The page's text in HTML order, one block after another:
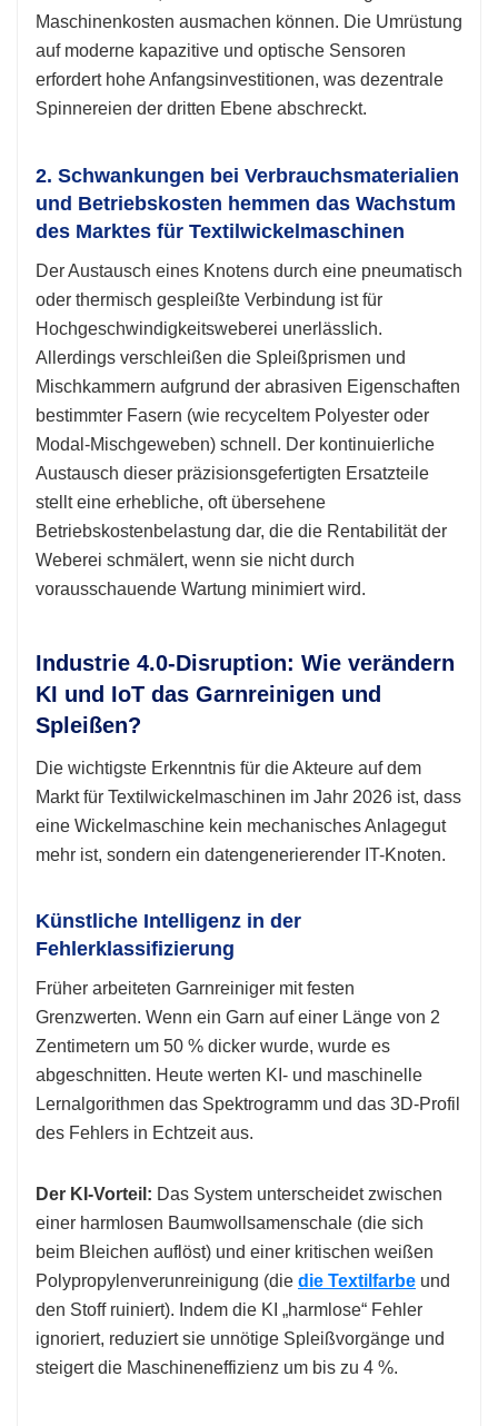
Maschinenkosten ausmachen können. Die Umrüstung
auf moderne kapazitive und optische Sensoren
erfordert hohe Anfangsinvestitionen, was dezentrale
Spinnereien der dritten Ebene abschreckt.
2. Schwankungen bei Verbrauchsmaterialien
und Betriebskosten hemmen das Wachstum
des Marktes für Textilwickelmaschinen
Der Austausch eines Knotens durch eine pneumatisch
oder thermisch gespleißte Verbindung ist für
Hochgeschwindigkeitsweberei unerlässlich.
Allerdings verschleißen die Spleißprismen und
Mischkammern aufgrund der abrasiven Eigenschaften
bestimmter Fasern (wie recyceltem Polyester oder
Modal-Mischgeweben) schnell. Der kontinuierliche
Austausch dieser präzisionsgefertigten Ersatzteile
stellt eine erhebliche, oft übersehene
Betriebskostenbelastung dar, die die Rentabilität der
Weberei schmälert, wenn sie nicht durch
vorausschauende Wartung minimiert wird.
Industrie 4.0-Disruption: Wie verändern
KI und IoT das Garnreinigen und
Spleißen?
Die wichtigste Erkenntnis für die Akteure auf dem
Markt für Textilwickelmaschinen im Jahr 2026 ist, dass
eine Wickelmaschine kein mechanisches Anlagegut
mehr ist, sondern ein datengenerierender IT-Knoten.
Künstliche Intelligenz in der
Fehlerklassifizierung
Früher arbeiteten Garnreiniger mit festen
Grenzwerten. Wenn ein Garn auf einer Länge von 2
Zentimetern um 50 % dicker wurde, wurde es
abgeschnitten. Heute werten KI- und maschinelle
Lernalgorithmen das Spektrogramm und das 3D-Profil
des Fehlers in Echtzeit aus.
Der KI-Vorteil: Das System unterscheidet zwischen
einer harmlosen Baumwollsamenschale (die sich
beim Bleichen auflöst) und einer kritischen weißen
Polypropylenverunreinigung (die die Textilfarbe und
den Stoff ruiniert). Indem die KI „harmlose“ Fehler
ignoriert, reduziert sie unnötige Spleißvorgänge und
steigert die Maschineneffizienz um bis zu 4 %.